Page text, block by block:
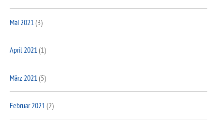
Mai 2021(3)
April 2021(1)
März 2021 (5)
Februar 2021(2)